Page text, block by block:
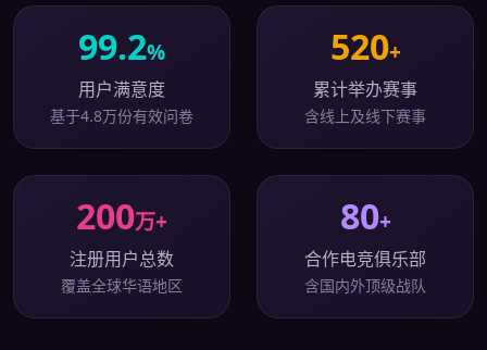
99.2%
用户满意度
基于4.8万份有效问卷
520+
累计举办赛事
含线上及线下赛事
200万+
注册用户总数
覆盖全球华语地区
80+
合作电竞俱乐部
含国内外顶级战队